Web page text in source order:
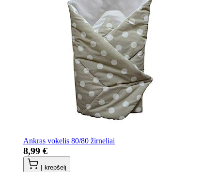
Ankras vokelis 80/80 žirneliai
8,99 €
Į krepšelį